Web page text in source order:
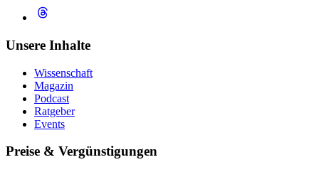
Unsere Inhalte
Wissenschaft
Magazin
Podcast
Ratgeber
Events
Preise & Vergünstigungen